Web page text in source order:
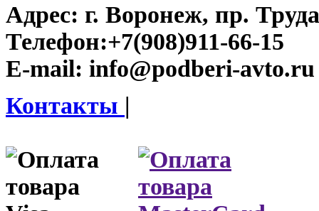
Адрес: г. Воронеж, пр.
Телефон:+7(908)911-66-15
E-mail: info@podberi-avto.ru
Контакты |